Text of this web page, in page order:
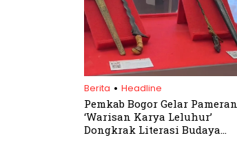
Berita . Headline
Pemkab Bogor Gelar Pameran
‘Warisan Karya Leluhur’
Dongkrak Literasi Budaya